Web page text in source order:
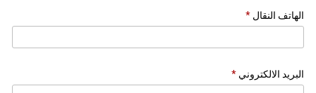
الهاتف النقال
البريد الالكتروني